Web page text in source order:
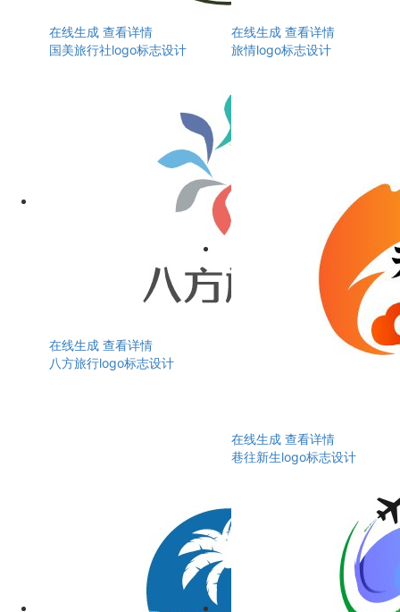
在线生成 查看详情
国美旅行社logo标志设计
在线生成 查看详情
旅情logo标志设计
在线生成 查看详情
八方旅行logo标志设计
在线生成 查看详情
巷往新生logo标志设计